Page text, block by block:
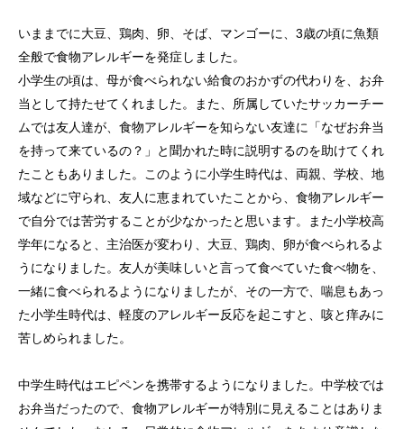
いままでに大豆、鶏肉、卵、そば、マンゴーに、3歳の頃に魚類
全般で食物アレルギーを発症しました。
小学生の頃は、母が食べられない給食のおかずの代わりを、お弁
当として持たせてくれました。また、所属していたサッカーチー
ムでは友人達が、食物アレルギーを知らない友達に「なぜお弁当
を持って来ているの？」と聞かれた時に説明するのを助けてくれ
たこともありました。このように小学生時代は、両親、学校、地
域などに守られ、友人に恵まれていたことから、食物アレルギー
で自分では苦労することが少なかったと思います。また小学校高
学年になると、主治医が変わり、大豆、鶏肉、卵が食べられるよ
うになりました。友人が美味しいと言って食べていた食べ物を、
一緒に食べられるようになりましたが、その一方で、喘息もあっ
た小学生時代は、軽度のアレルギー反応を起こすと、咳と痒みに
苦しめられました。
中学生時代はエピペンを携帯するようになりました。中学校では
お弁当だったので、食物アレルギーが特別に見えることはありま